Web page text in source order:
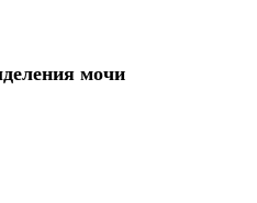
мочи